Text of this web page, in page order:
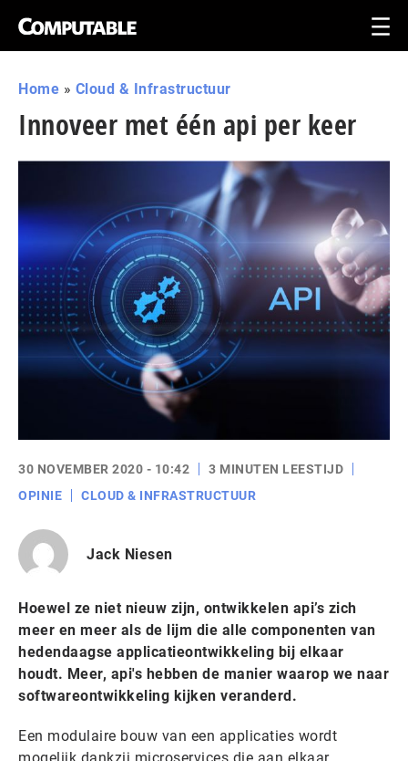
Home » Cloud & Infrastructuur
Innoveer met één api per keer
30 NOVEMBER 2020 - 10:42
3 MINUTEN LEESTIJD
OPINIE
CLOUD & INFRASTRUCTUUR
Jack Niesen
Hoewel ze niet nieuw zijn, ontwikkelen api’s zich
meer en meer als de lijm die alle componenten van
hedendaagse applicatieontwikkeling bij elkaar
houdt. Meer, api's hebben de manier waarop we naar
softwareontwikkeling kijken veranderd.
Een modulaire bouw van een applicaties wordt